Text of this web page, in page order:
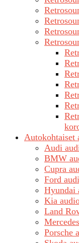
Autokohtaiset
Audi
BMW
Cupra
Ford
Hyundai
Kia
Land
Porsche